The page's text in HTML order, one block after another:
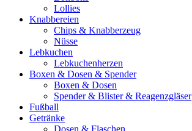
Lollies
Knabbereien
Chips & Knabberzeug
Nüsse
Lebkuchen
Lebkuchenherzen
Boxen & Dosen & Spender
Boxen & Dosen
Spender & Blister & Reagenzgläser
Fußball
Getränke
Dosen & Flaschen